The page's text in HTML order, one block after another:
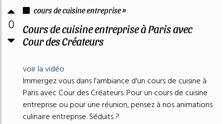
0
cours de cuisine entreprise »
Cours de cuisine entreprise à Paris avec
Cour des Créateurs
voir la vidéo
Immergez vous dans l'ambiance d'un cours de cuisine à
Paris avec Cour des Créateurs. Pour un cours de cuisine
entreprise ou pour une réunion, pensez à nos animations
culinaire entreprise. Séduits ?